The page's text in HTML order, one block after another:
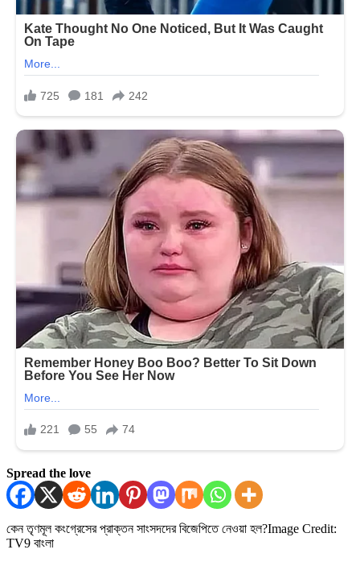
Spread the love
কেন তৃণমূল কংগ্রেসের প্রাক্তন সাংসদদের বিজেপিতে নেওয়া হল?Image Credit:
TV9 বাংলা